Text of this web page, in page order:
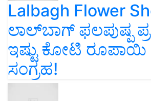
Lalbagh Flower
ಲಾಲ್‌ಬಾಗ್ ಫಲಪುಷ್ಪ
ಇಷ್ಟು ಕೋಟಿ
ಸಂಗ್ರಹ!